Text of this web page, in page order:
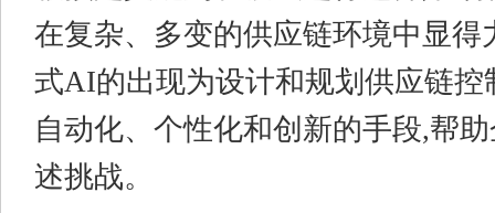
在复杂、多变的供应链环境中显得
式AI的出现为设计和规划供应链控
自动化、个性化和创新的手段,帮
述挑战。